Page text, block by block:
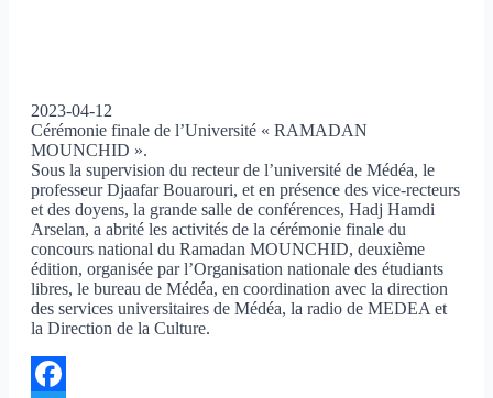
2023-04-12
Cérémonie finale de l’Université « RAMADAN
MOUNCHID ».
Sous la supervision du recteur de l’université de Médéa, le
professeur Djaafar Bouarouri, et en présence des vice-recteurs
et des doyens, la grande salle de conférences, Hadj Hamdi
Arselan, a abrité les activités de la cérémonie finale du
concours national du Ramadan MOUNCHID, deuxième
édition, organisée par l’Organisation nationale des étudiants
libres, le bureau de Médéa, en coordination avec la direction
des services universitaires de Médéa, la radio de MEDEA et
la Direction de la Culture.